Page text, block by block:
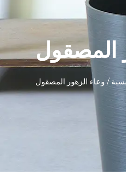
المصقول
/ وعاء الزهور المصقول